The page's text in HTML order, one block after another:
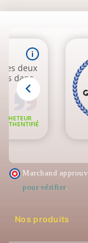
Marchand
pour vérifier.
Nos produits